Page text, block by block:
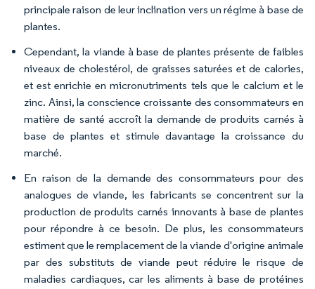
principale raison de leur inclination vers un régime à base de
plantes.
Cependant, la viande à base de plantes présente de faibles
niveaux de cholestérol, de graisses saturées et de calories,
et est enrichie en micronutriments tels que le calcium et le
zinc. Ainsi, la conscience croissante des consommateurs en
matière de santé accroît la demande de produits carnés à
base de plantes et stimule davantage la croissance du
marché.
En raison de la demande des consommateurs pour des
analogues de viande, les fabricants se concentrent sur la
production de produits carnés innovants à base de plantes
pour répondre à ce besoin. De plus, les consommateurs
estiment que le remplacement de la viande d'origine animale
par des substituts de viande peut réduire le risque de
maladies cardiaques, car les aliments à base de protéines